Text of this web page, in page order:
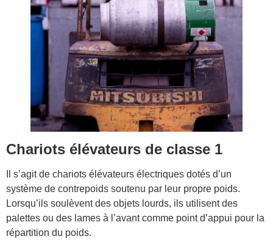
Chariots élévateurs de classe 1
Il s’agit de chariots élévateurs électriques dotés d’un
système de contrepoids soutenu par leur propre poids.
Lorsqu’ils soulèvent des objets lourds, ils utilisent des
palettes ou des lames à l’avant comme point d’appui pour la
répartition du poids.